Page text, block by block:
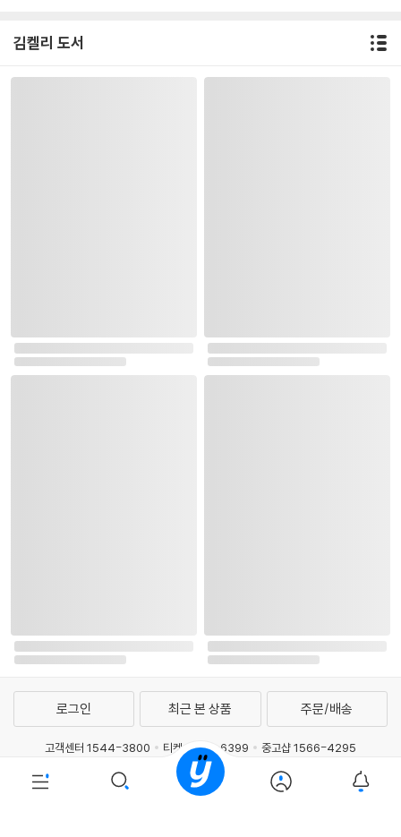
김켈리 도서
예스이십사(주) 사업자 정보
PC버전
회사소개
거래처관계자께
도서홍보
광고
PYEVENTWEB3